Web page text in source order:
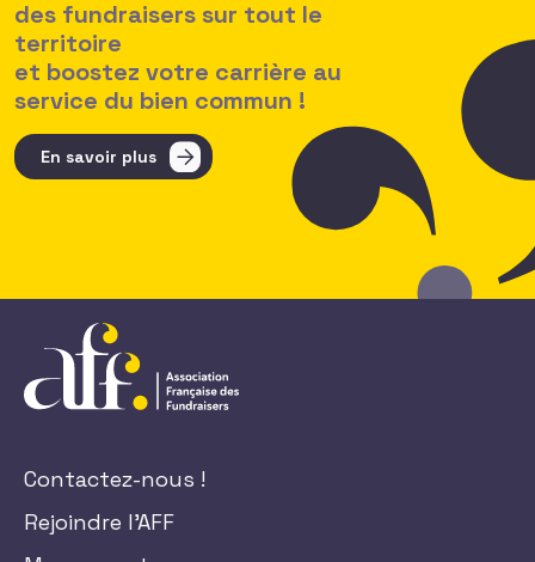
des fundraisers sur tout le
territoire
et boostez votre carrière au
service du bien commun !
En savoir plus
Contactez-nous !
Rejoindre l'AFF